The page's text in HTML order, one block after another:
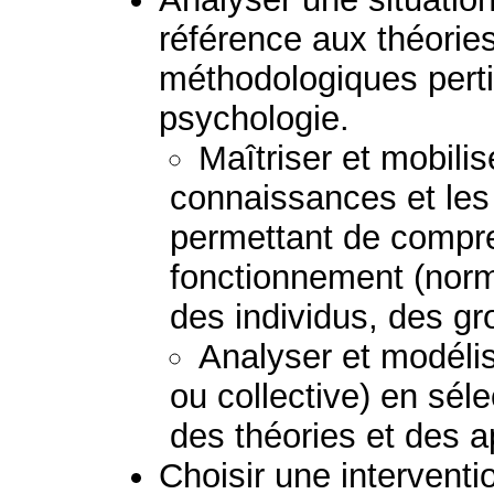
référence aux
méthodologiques
psychologie.
Maîtriser et
connaissances et
permettant de
fonctionnement
des individus, des
Analyser et
ou collective) en
des théories et des
Choisir une